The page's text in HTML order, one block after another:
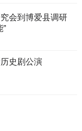
会到博爱县调研
史剧公演